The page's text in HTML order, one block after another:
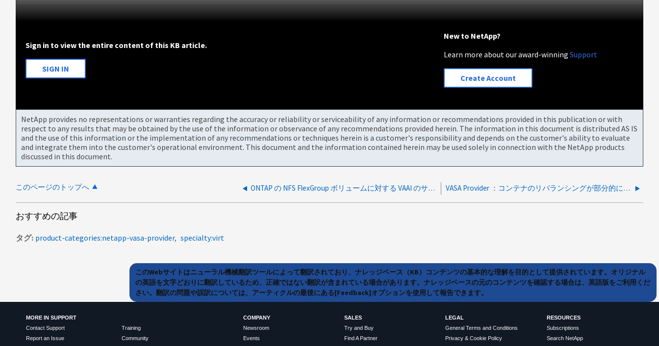
Sign in to view the entire content of this KB article.
SIGN IN
New to NetApp?
Learn more about our award-winningSupport
Create Account
NetApp provides no representations or warranties regarding the accuracy or reliability or serviceability of any information or recommendations provided in this publication or with
respect to any results that may be obtained by the use of the information or observance of any recommendations provided herein. The information in this document is distributed AS IS
and the use of this information or the implementation of any recommendations or techniques herein is a customer's responsibility and depends on the customer's ability to evaluate
and integrate them into the customer's operational environment. This document and the information contained herein may be used solely in connection with the NetApp products
discussed in this document.
このページのトップへ ONTAP の NFS FlexGroup ボリュームに対する VAAI のサポートと制限事項 VASA Provider ：コンテナのリバランシングが部分的に完了しました
おすすめの記事
タグ product-categories:netapp-vasa-provider specialty:virt
このWebサイトはニューラル機械翻訳ツールによって翻訳されており、ナレッジベース（KB）コンテンツの基本的な理解を目的として提供されています。オリジナル
の英語を文字どおりに翻訳しているため、正確ではない翻訳が含まれている場合があります。ナレッジベースの元のコンテンツを確認する場合は、英語版をご利用くだ
さい。翻訳の問題や誤訳については、アーティクルの最後にある[Feedback]オプションを使用して報告できます。
MORE IN SUPPORT
Contact Support
Report an Issue
Training
Community
COMPANY
Newsroom
Events
SALES
Try and Buy
Find A Partner
LEGAL
General Terms and Conditions
Privacy & Cookie Policy
RESOURCES
Subscriptions
Search NetApp